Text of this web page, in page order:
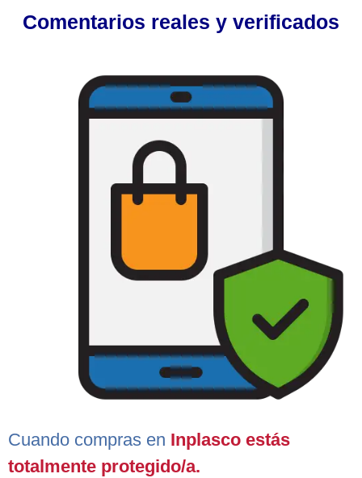
Comentarios reales y verificados
Cuando compras en Inplasco estás
totalmente protegido/a.